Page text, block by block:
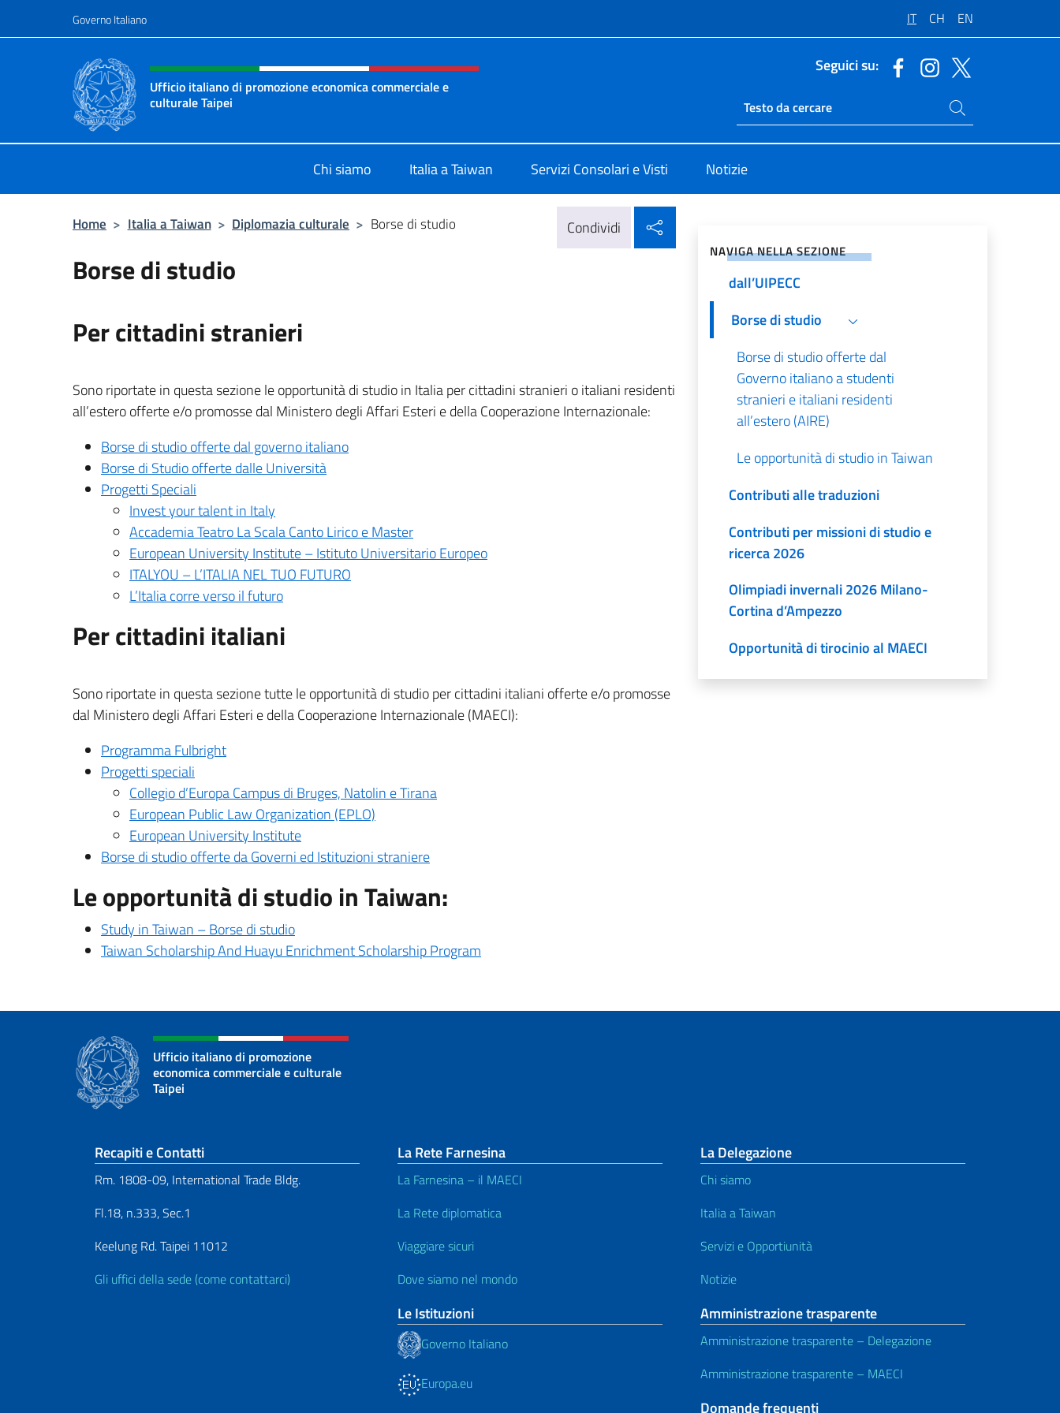
Governo Italiano IT CH EN
Intestazione sito, social e menù
Ufficio italiano di promozione economica commerciale e
culturale Taipei
Seguici su:
Ricerca sito live
Cerca nel sito
Chi siamo Italia a Taiwan Servizi Consolari e Visti Notizie
Home > Italia a Taiwan > Diplomazia culturale > Borse di studio Condividi
Borse di studio
Per cittadini stranieri
Sono riportate in questa sezione le opportunità di studio in Italia per cittadini stranieri o italiani residenti
all’estero offerte e/o promosse dal Ministero degli Affari Esteri e della Cooperazione Internazionale:
Borse di studio offerte dal governo italiano
Borse di Studio offerte dalle Università
Progetti Speciali
Invest your talent in Italy
Accademia Teatro La Scala Canto Lirico e Master
European University Institute – Istituto Universitario Europeo
ITALYOU – L’ITALIA NEL TUO FUTURO
L’Italia corre verso il futuro
Per cittadini italiani
Sono riportate in questa sezione tutte le opportunità di studio per cittadini italiani offerte e/o promosse
dal Ministero degli Affari Esteri e della Cooperazione Internazionale (MAECI):
Programma Fulbright
Progetti speciali
Collegio d’Europa Campus di Bruges, Natolin e Tirana
European Public Law Organization (EPLO)
European University Institute
Borse di studio offerte da Governi ed Istituzioni straniere
Le opportunità di studio in Taiwan:
Study in Taiwan – Borse di studio
Taiwan Scholarship And Huayu Enrichment Scholarship Program
NAVIGA NELLA SEZIONE
Attività culturali organizzate
dall’UIPECC
Borse di studio
Borse di studio offerte dal
Governo italiano a studenti
stranieri e italiani residenti
all’estero (AIRE)
Le opportunità di studio in Taiwan
Contributi alle traduzioni
Contributi per missioni di studio e
ricerca 2026
Olimpiadi invernali 2026 Milano-
Cortina d’Ampezzo
Opportunità di tirocinio al MAECI
Ufficio italiano di promozione
economica commerciale e culturale
Taipei
Sezione footer
Recapiti e Contatti
Rm. 1808-09, International Trade Bldg.
Fl.18, n.333, Sec.1
Keelung Rd. Taipei 11012
Gli uffici della sede (come contattarci)
La Rete Farnesina
La Farnesina – il MAECI
La Rete diplomatica
Viaggiare sicuri
Dove siamo nel mondo
Le Istituzioni
Governo Italiano
Europa.eu
La Delegazione
Chi siamo
Italia a Taiwan
Servizi e Opportiunità
Notizie
Amministrazione trasparente
Amministrazione trasparente – Delegazione
Amministrazione trasparente – MAECI
Domande frequenti